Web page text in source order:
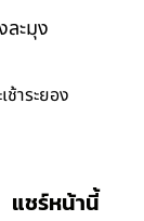
ละมุง
ช้าระยอง
แชร์หน้านี้